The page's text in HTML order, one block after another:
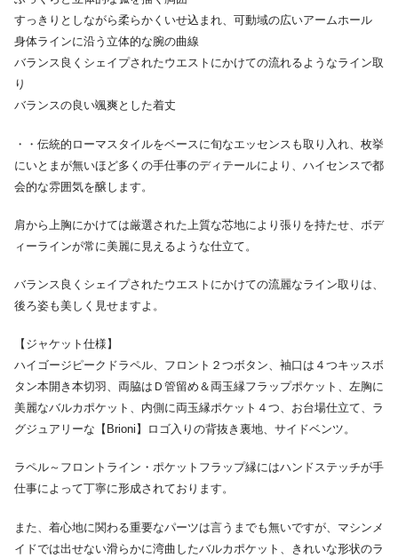
すっきりとしながら柔らかくいせ込まれ、可動域の広いアームホール
身体ラインに沿う立体的な腕の曲線
バランス良くシェイプされたウエストにかけての流れるようなライン取
り
バランスの良い颯爽とした着丈
・・伝統的ローマスタイルをベースに旬なエッセンスも取り入れ、枚挙
にいとまが無いほど多くの手仕事のディテールにより、ハイセンスで都
会的な雰囲気を醸します。
肩から上胸にかけては厳選された上質な芯地により張りを持たせ、ボデ
ィーラインが常に美麗に見えるような仕立て。
バランス良くシェイプされたウエストにかけての流麗なライン取りは、
後ろ姿も美しく見せますよ。
【ジャケット仕様】
ハイゴージピークドラペル、フロント２つボタン、袖口は４つキッスボ
タン本開き本切羽、両脇はＤ管留め＆両玉縁フラップポケット、左胸に
美麗なバルカポケット、内側に両玉縁ポケット４つ、お台場仕立て、ラ
グジュアリーな【Brioni】ロゴ入りの背抜き裏地、サイドベンツ。
ラペル～フロントライン・ポケットフラップ縁にはハンドステッチが手
仕事によって丁寧に形成されております。
また、着心地に関わる重要なパーツは言うまでも無いですが、マシンメ
イドでは出せない滑らかに湾曲したバルカポケット、きれいな形状のラ